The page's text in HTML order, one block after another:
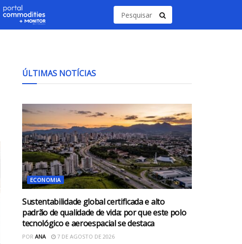
ÚLTIMAS NOTÍCIAS
ECONOMIA
Sustentabilidade global certificada e alto
padrão de qualidade de vida: por que este polo
tecnológico e aeroespacial se destaca
POR ANA 7 DE AGOSTO DE 2026